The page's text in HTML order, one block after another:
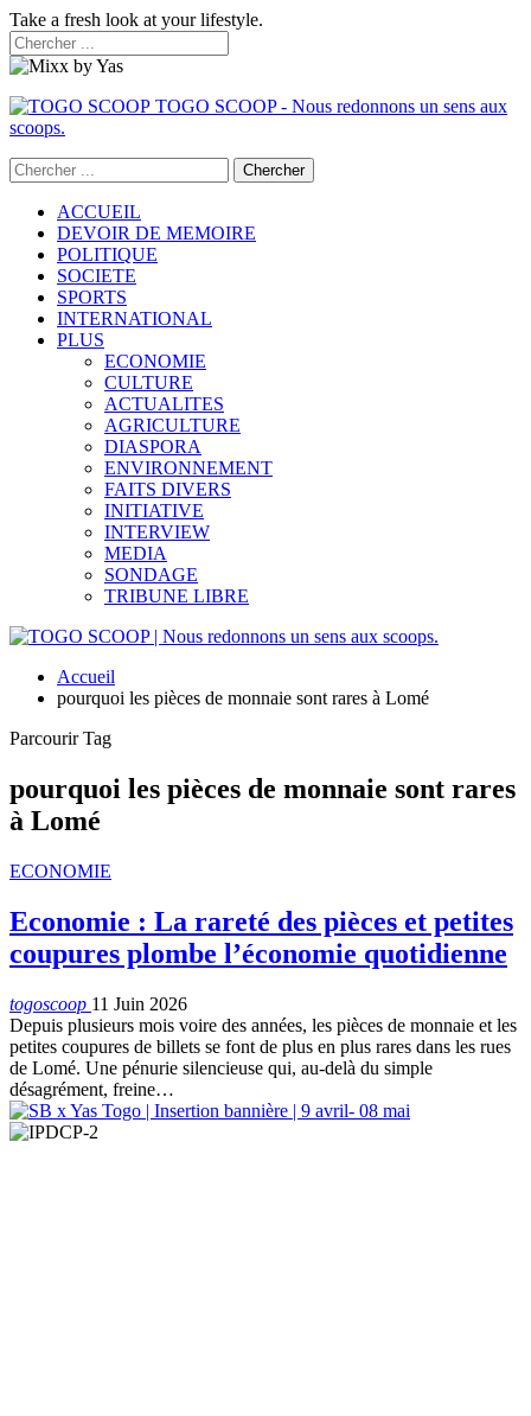
Take a fresh look at your lifestyle.
TOGO SCOOP - Nous redonnons un sens aux
scoops.
ACCUEIL
DEVOIR DE MEMOIRE
POLITIQUE
SOCIETE
SPORTS
INTERNATIONAL
PLUS
ECONOMIE
CULTURE
ACTUALITES
AGRICULTURE
DIASPORA
ENVIRONNEMENT
FAITS DIVERS
INITIATIVE
INTERVIEW
MEDIA
SONDAGE
TRIBUNE LIBRE
Accueil
pourquoi les pièces de monnaie sont rares à Lomé
Parcourir Tag
pourquoi les pièces de monnaie sont rares
à Lomé
ECONOMIE
Economie : La rareté des pièces et petites
coupures plombe l’économie quotidienne
togoscoop 11 Juin 2026
Depuis plusieurs mois voire des années, les pièces de monnaie et les
petites coupures de billets se font de plus en plus rares dans les rues
de Lomé. Une pénurie silencieuse qui, au-delà du simple
désagrément, freine…